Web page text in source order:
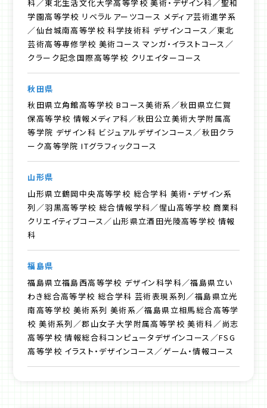
科／東北生活文化大学高等学校 美術・デザイン科／聖和
学園高等学校 リベラルアーツコース メディア芸術進学系
／仙台城南高等学校 科学技術科 デザインコース／東北
芸術高等専修学校 美術コース マンガ・イラストコース／
クラーク記念国際高等学校 クリエイターコース
秋田県
秋田県立角館高等学校 Bコース美術系／秋田県立仁賀
保高等学校 情報メディア科／秋田公立美術大学附属高
等学院 デザイン科 ビジュアルデザインコース／秋田クラ
ーク高等学院 ITグラフィックコース
山形県
山形県立鶴岡中央高等学校 総合学科 美術・デザイン系
列／羽黒高等学校 総合情報学科／惺山高等学校 商業科
クリエイティブコース／山形県立酒田光陵高等学校 情報
科
福島県
福島県立福島西高等学校 デザイン科学科／福島県立い
わき総合高等学校 総合学科 芸術表現系列／福島県立光
南高等学校 美術系列 美術系／福島県立相馬総合高等学
校 美術系列／郡山女子大学附属高等学校 美術科／尚志
高等学校 情報総合科コンピュータデザインコース／FSG
高等学校 イラスト・デザインコース／ゲーム・情報コース